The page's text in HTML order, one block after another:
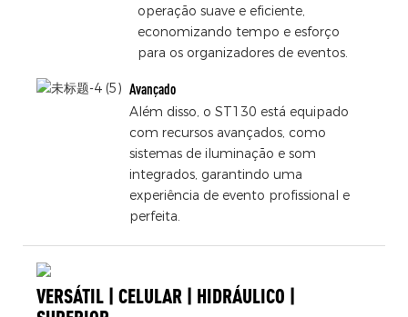
operação suave e eficiente,
economizando tempo e esforço
para os organizadores de eventos.
Avançado
Além disso, o ST130 está equipado
com recursos avançados, como
sistemas de iluminação e som
integrados, garantindo uma
experiência de evento profissional e
perfeita.
VERSÁTIL | CELULAR | HIDRÁULICO |